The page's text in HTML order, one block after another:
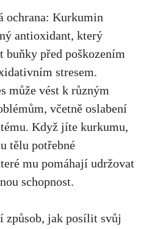
​ochrana: Kurkumin
antioxidant, který
buňky⁤ před poškozením
stresem.
může⁣ vést k různým
včetně oslabení
Když jíte kurkumu,
tělu potřebné
mu ⁤pomáhají udržovat
schopnost.
způsob, ⁤jak⁤ posílit svůj